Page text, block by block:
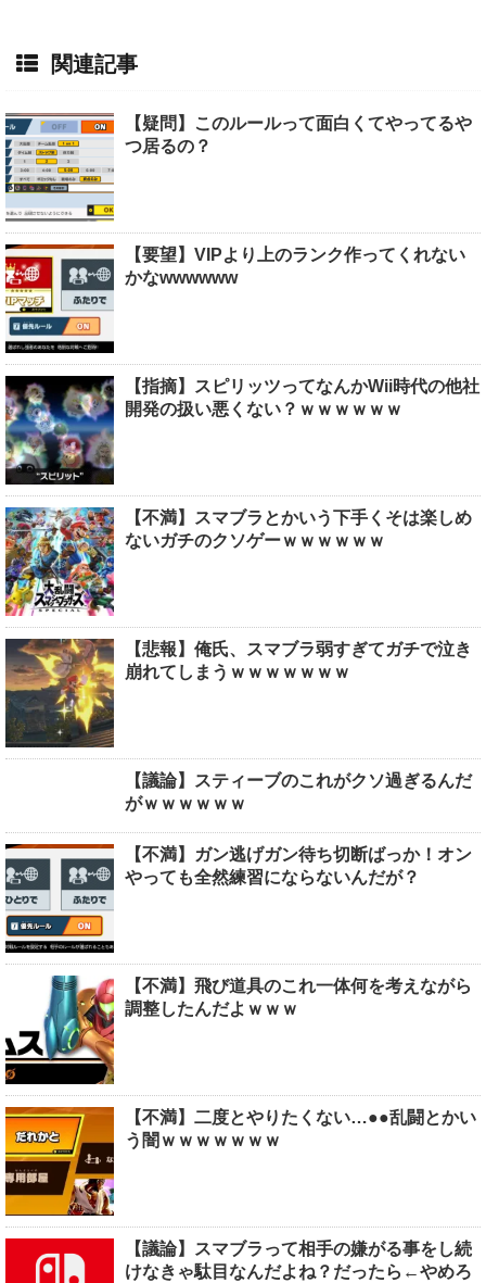
関連記事
【疑問】このルールって面白くてやってるや
つ居るの？
【要望】VIPより上のランク作ってくれない
かなwwwwww
【指摘】スピリッツってなんかWii時代の他社
開発の扱い悪くない？ｗｗｗｗｗｗ
【不満】スマブラとかいう下手くそは楽しめ
ないガチのクソゲーｗｗｗｗｗｗ
【悲報】俺氏、スマブラ弱すぎてガチで泣き
崩れてしまうｗｗｗｗｗｗｗ
【議論】スティーブのこれがクソ過ぎるんだ
がｗｗｗｗｗｗ
【不満】ガン逃げガン待ち切断ばっか！オン
やっても全然練習にならないんだが？
【不満】飛び道具のこれ一体何を考えながら
調整したんだよｗｗｗ
【不満】二度とやりたくない…●●乱闘とかい
う闇ｗｗｗｗｗｗｗ
【議論】スマブラって相手の嫌がる事をし続
けなきゃ駄目なんだよね？だったら←やめろ